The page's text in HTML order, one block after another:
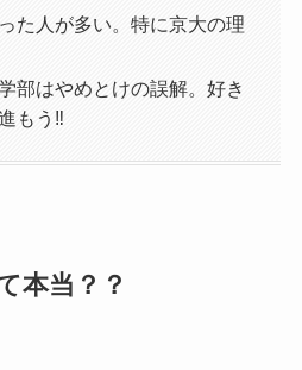
た人が多い。特に京大の理
部はやめとけの誤解。好き
もう‼
本当？？